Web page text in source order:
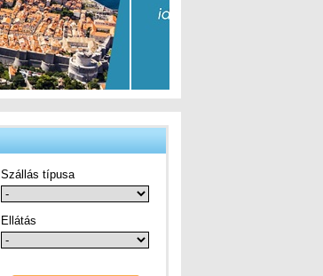
Szállás típusa
Ellátás